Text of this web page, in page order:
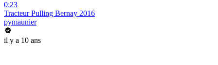
0:23
Tracteur Pulling Bernay 2016
pymaunier
il y a 10 ans